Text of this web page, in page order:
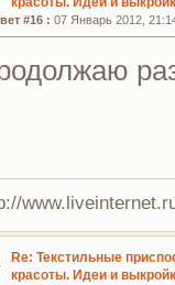
#16 : 07 Январь 2012,
Re: Текстильные
красоты. Идеи и